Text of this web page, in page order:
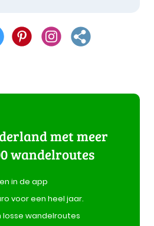
met meer
wandelroutes
in de app
voor een heel jaar.
losse wandelroutes